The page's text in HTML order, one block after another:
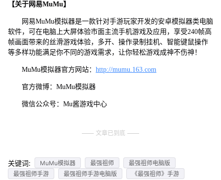
【关于网易MuMu】
网易MuMu模拟器是一款针对手游玩家开发的安卓模拟器类电脑
软件，可在电脑上大屏体验市面主流手机游戏及应用，享受240帧高
帧画面带来的丝滑游戏体验，多开、操作录制挂机、智能键鼠操作
等多样功能满足你不同的游戏需求，让你轻松游戏成神不伤神！
MuMu模拟器官方网站： http://mumu.163.com
官方微博：MuMu模拟器
微信公众号：Mu酱游戏中心
文章已到底
关键词: MuMu模拟器 最强祖师
最强祖师电脑版
最强祖师手游
最强祖师手游电脑版 《最强祖师》手游